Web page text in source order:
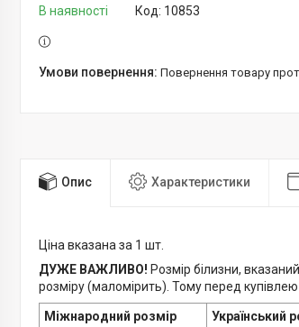
В наявності Код: 10853
повернення товару
Опис Характеристики
Ціна вказана за 1 шт.
ДУЖЕ ВАЖЛИВО! Розмір білизни,
розміру (маломірить). Тому перед
Міжнародний розмір Український